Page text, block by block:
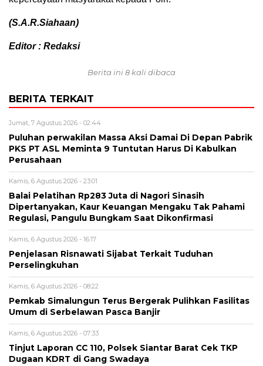
(S.A.R.Siahaan)
Editor : Redaksi
Berita ini 8 kali dibaca
BERITA TERKAIT
Jumat, 7 Agustus 2026 - 02:44
Puluhan perwakilan Massa Aksi Damai Di Depan Pabrik
PKS PT ASL Meminta 9 Tuntutan Harus Di Kabulkan
Perusahaan
Kamis, 6 Agustus 2026 - 23:01
Balai Pelatihan Rp283 Juta di Nagori Sinasih
Dipertanyakan, Kaur Keuangan Mengaku Tak Pahami
Regulasi, Pangulu Bungkam Saat Dikonfirmasi
Kamis, 6 Agustus 2026 - 16:17
Penjelasan Risnawati Sijabat Terkait Tuduhan
Perselingkuhan
Kamis, 6 Agustus 2026 - 08:22
Pemkab Simalungun Terus Bergerak Pulihkan Fasilitas
Umum di Serbelawan Pasca Banjir
Kamis, 6 Agustus 2026 - 07:33
Tinjut Laporan CC 110, Polsek Siantar Barat Cek TKP
Dugaan KDRT di Gang Swadaya